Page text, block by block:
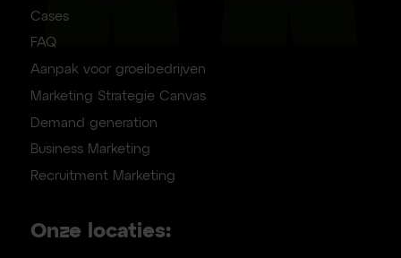
Cases
FAQ
Aanpak voor groeibedrijven
Marketing Strategie Canvas
Demand generation
Business Marketing
Recruitment Marketing
Onze locaties: